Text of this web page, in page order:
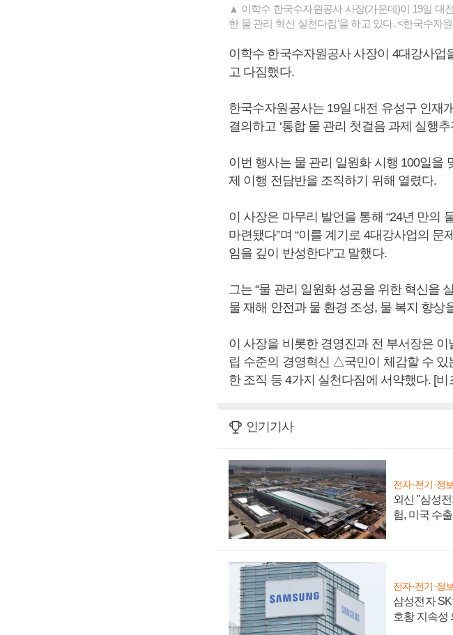
▲ 이학수 한국수자원공사 사장(가운데)이 19일 대
한 물 관리 혁신 실천다짐‘을 하고 있다. <한국수자
이학수 한국수자원공사 사장이 4대강사
고 다짐했다.
한국수자원공사는 19일 대전 유성구 인재
결의하고 ‘통합 물 관리 첫걸음 과제 실행
이번 행사는 물 관리 일원화 시행 100일을
제 이행 전담반을 조직하기 위해 열렸다.
이 사장은 마무리 발언을 통해 “24년 만의
마련됐다”며 “이를 계기로 4대강사업의
임을 깊이 반성한다”고 말했다.
그는 “물 관리 일원화 성공을 위한 혁신을
물 재해 안전과 물 환경 조성, 물 복지 향상
이 사장을 비롯한 경영진과 전 부서장은
립 수준의 경영혁신 △국민이 체감할 수
한 조직 등 4가지 실천다짐에 서약했다. [
인기기사
전자·전기·정
외신 "삼성
험, 미국 수
전자·전기·정
삼성전자
호황 지속성